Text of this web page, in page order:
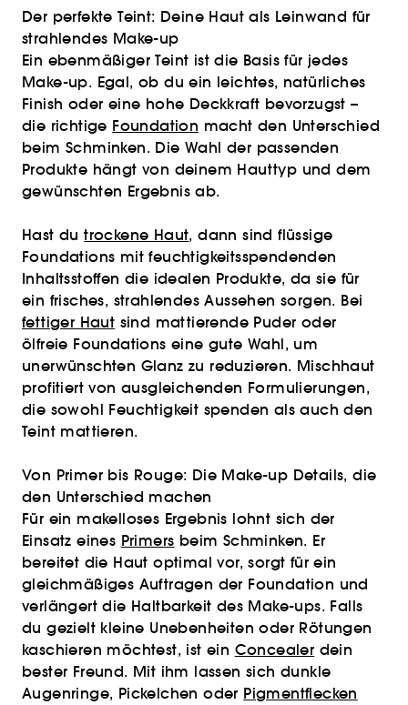
Der perfekte Teint: Deine Haut als Leinwand für
strahlendes Make-up
Ein ebenmäßiger Teint ist die Basis für jedes
Make-up. Egal, ob du ein leichtes, natürliches
Finish oder eine hohe Deckkraft bevorzugst –
die richtige Foundation macht den Unterschied
beim Schminken. Die Wahl der passenden
Produkte hängt von deinem Hauttyp und dem
gewünschten Ergebnis ab.
Hast dutrockene Haut, dann sind flüssige
Foundations mit feuchtigkeitsspendenden
Inhaltsstoffen die idealen Produkte, da sie für
ein frisches, strahlendes Aussehen sorgen. Bei
fettiger Haut sind mattierende Puder oder
ölfreie Foundations eine gute Wahl, um
unerwünschten Glanz zu reduzieren. Mischhaut
profitiert von ausgleichenden Formulierungen,
die sowohl Feuchtigkeit spenden als auch den
Teint mattieren.
Von Primer bis Rouge: Die Make-up Details, die
den Unterschied machen
Für ein makelloses Ergebnis lohnt sich der
Einsatz eines Primers beim Schminken. Er
bereitet die Haut optimal vor, sorgt für ein
gleichmäßiges Auftragen der Foundation und
verlängert die Haltbarkeit des Make-ups. Falls
du gezielt kleine Unebenheiten oder Rötungen
kaschieren möchtest, ist ein Concealer dein
bester Freund. Mit ihm lassen sich dunkle
Augenringe, Pickelchen oder Pigmentflecken